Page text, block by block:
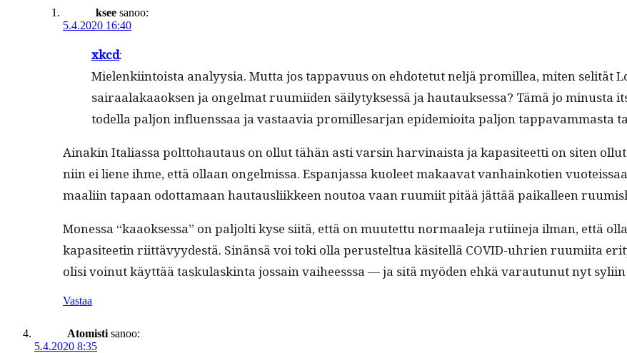
ksee sanoo:
5.4.2020 16:40
xkcd:
Mie­lenki­in­toista ana­lyysia. Mut­ta jos tap­pavu­us on ehdote­tut neljä promil­lea, miten selität
sairaalakaaok­sen ja ongel­mat ruumi­iden säi­ly­tyk­sessä ja hau­tauk­ses­sa? Tämä jo minus­ta
todel­la paljon influ­enssaa ja vas­taavia promille­sar­jan epi­demioi­ta paljon tap­pavam­mas­ta
Ainakin Ital­ias­sa polt­to­hau­taus on ollut tähän asti varsin harv­inaista ja kap­a­siteet­ti on siten
niin ei liene ihme, että ollaan ongelmis­sa. Espan­jas­sa kuoleet makaa­vat van­hainko­tien
maali­in tapaan odot­ta­maan hau­taus­li­ik­keen noutoa vaan ruumi­it pitää jät­tää paikalleen
Mon­es­sa “kaaok­ses­sa” on paljolti kyse siitä, että on muutet­tu nor­maale­ja ruti­ine­ja ilman, että
kap­a­siteetin riit­tävyy­destä. Sinän­sä voi toki olla perustel­tua käsitel­lä COVID-uhrien ruumi­ita
olisi voin­ut käyt­tää tasku­lask­in­ta jos­sain vai­heess­sa — ja sitä myö­den ehkä varautunut nyt
Vastaa
Atomisti sanoo:
5.4.2020 8:35